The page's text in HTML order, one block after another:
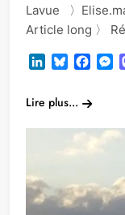
Lavue 〉
Article long 〉
LinkedInBluesky
Lire plus...